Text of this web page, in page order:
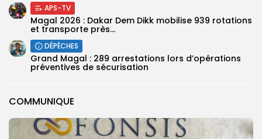
COMMUNIQUE
APS-TV
Magal 2026 : Dakar Dem Dikk mobilise 939 rotations
et transporte près...
DÉPÊCHES
Grand Magal : 289 arrestations lors d’opérations
préventives de sécurisation